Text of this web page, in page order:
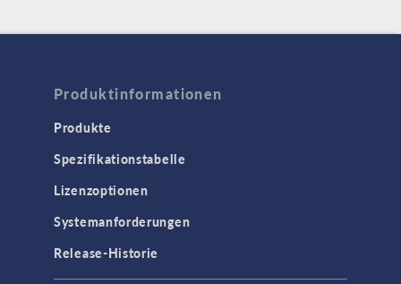
Produktinformationen
Produkte
Spezifikationstabelle
Lizenzoptionen
Systemanforderungen
Release-Historie